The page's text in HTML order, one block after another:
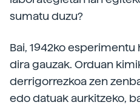
sumatu duzu?
Bai, 1942ko esperimentu
dira gauzak. Orduan
derrigorrezkoa zen
edo datuak aurkitzeko,